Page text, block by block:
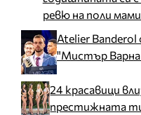
ревю на поли
Atelier
"Мистър Варна
24 красавици
престижната